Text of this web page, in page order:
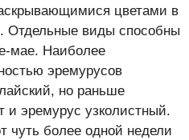
цветами в
Отдельные виды способны
мае. Наиболее
эремурусов
но раньше
и эремурус узколистный.
чуть более одной недели